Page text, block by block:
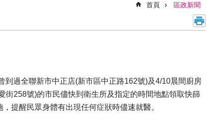
首頁 區政新聞
過全聯新市中正店(新市區中正路162號)及4/10晨間廚房
258號)的市民儘快到衛生所及指定的時間地點領取快篩
提醒民眾身體有出現任何症狀時儘速就醫。